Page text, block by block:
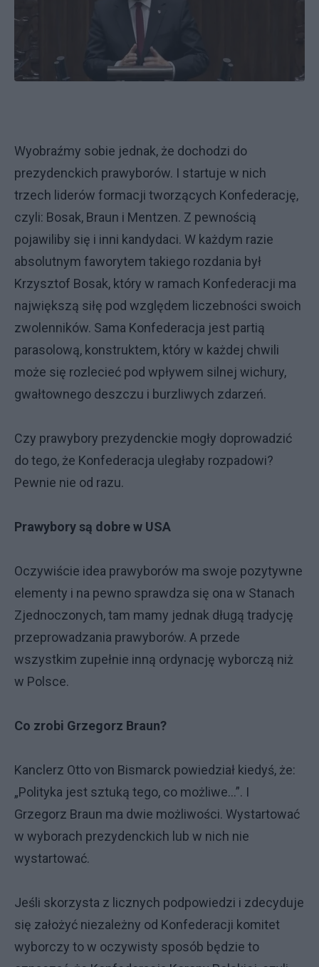
Wyobraźmy sobie jednak, że dochodzi do
prezydenckich prawyborów. I startuje w nich
trzech liderów formacji tworzących Konfederację,
czyli: Bosak, Braun i Mentzen. Z pewnością
pojawiliby się i inni kandydaci. W każdym razie
absolutnym faworytem takiego rozdania był
Krzysztof Bosak, który w ramach Konfederacji ma
największą siłę pod względem liczebności swoich
zwolenników. Sama Konfederacja jest partią
parasolową, konstruktem, który w każdej chwili
może się rozlecieć pod wpływem silnej wichury,
gwałtownego deszczu i burzliwych zdarzeń.
Czy prawybory prezydenckie mogły doprowadzić
do tego, że Konfederacja uległaby rozpadowi?
Pewnie nie od razu.
Prawybory są dobre w USA
Oczywiście idea prawyborów ma swoje pozytywne
elementy i na pewno sprawdza się ona w Stanach
Zjednoczonych, tam mamy jednak długą tradycję
przeprowadzania prawyborów. A przede
wszystkim zupełnie inną ordynację wyborczą niż
w Polsce.
Co zrobi Grzegorz Braun?
Kanclerz Otto von Bismarck powiedział kiedyś, że:
„Polityka jest sztuką tego, co możliwe…”. I
Grzegorz Braun ma dwie możliwości. Wystartować
w wyborach prezydenckich lub w nich nie
wystartować.
Jeśli skorzysta z licznych podpowiedzi i zdecyduje
się założyć niezależny od Konfederacji komitet
wyborczy to w oczywisty sposób będzie to